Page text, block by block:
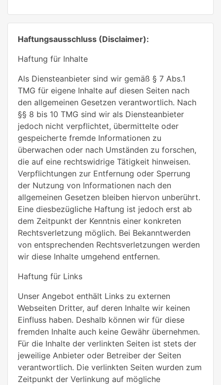
Haftungsausschluss (Disclaimer):
Haftung für Inhalte
Als Diensteanbieter sind wir gemäß § 7 Abs.1
TMG für eigene Inhalte auf diesen Seiten nach
den allgemeinen Gesetzen verantwortlich. Nach
§§ 8 bis 10 TMG sind wir als Diensteanbieter
jedoch nicht verpflichtet, übermittelte oder
gespeicherte fremde Informationen zu
überwachen oder nach Umständen zu forschen,
die auf eine rechtswidrige Tätigkeit hinweisen.
Verpflichtungen zur Entfernung oder Sperrung
der Nutzung von Informationen nach den
allgemeinen Gesetzen bleiben hiervon unberührt.
Eine diesbezügliche Haftung ist jedoch erst ab
dem Zeitpunkt der Kenntnis einer konkreten
Rechtsverletzung möglich. Bei Bekanntwerden
von entsprechenden Rechtsverletzungen werden
wir diese Inhalte umgehend entfernen.
Haftung für Links
Unser Angebot enthält Links zu externen
Webseiten Dritter, auf deren Inhalte wir keinen
Einfluss haben. Deshalb können wir für diese
fremden Inhalte auch keine Gewähr übernehmen.
Für die Inhalte der verlinkten Seiten ist stets der
jeweilige Anbieter oder Betreiber der Seiten
verantwortlich. Die verlinkten Seiten wurden zum
Zeitpunkt der Verlinkung auf mögliche